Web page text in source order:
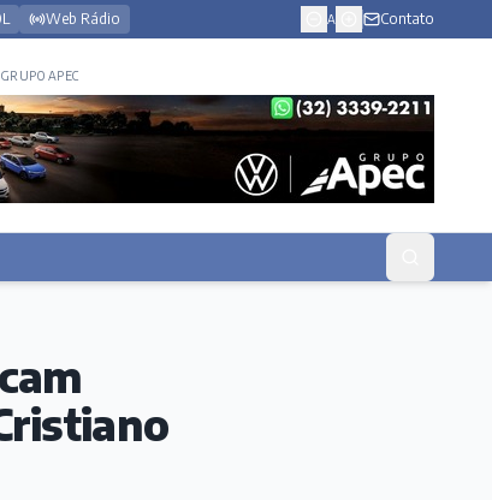
Web Rádio A Contato
APEC